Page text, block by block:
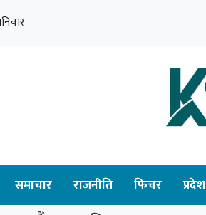
समाचार राजनीति फिचर प्रदेश